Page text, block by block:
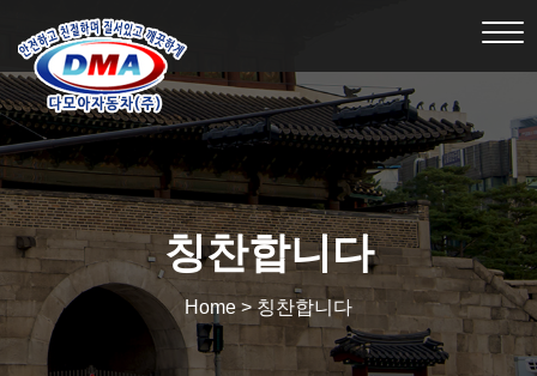
칭찬합니다
Home > 칭찬합니다